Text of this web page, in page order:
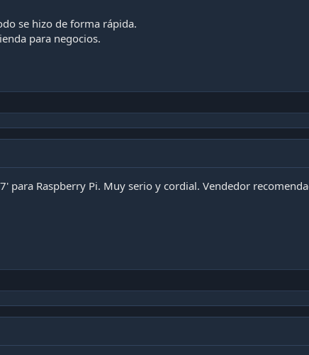
se hizo de forma rápida.
para negocios.
para Raspberry Pi. Muy serio y cordial. Vendedor